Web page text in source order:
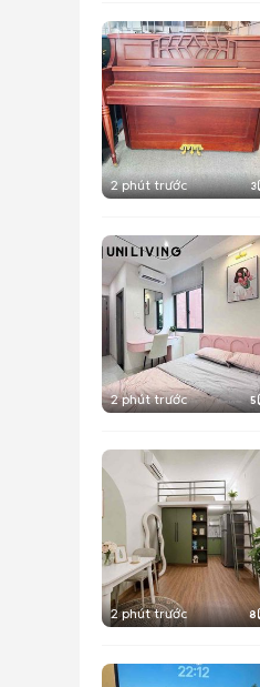
2 phút trước 3
2 phút trước 5
2 phút trước 8